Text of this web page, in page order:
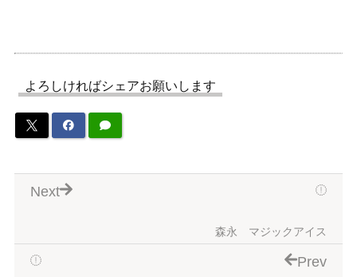
よろしければシェアお願いします
森永 マジックアイス
Next
Prev